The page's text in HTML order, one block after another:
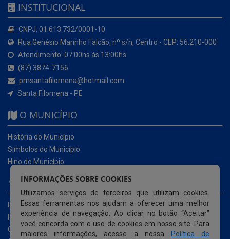
INSTITUCIONAL
CNPJ: 01.613.732/0001-10
Rua Genésio Marinho Falcão, nº s/n, Centro - CEP: 56.210-000
Atendimento: 07:00hs às 13:00hs
(87) 3874-7156
pmsantafilomena@hotmail.com
Santa Filomena - PE
O MUNICÍPIO
História do Município
Simbolos do Município
Hino do Município
NOSSOS SERVIÇOS
Portal da Transparência
Portal da Transparência da COVID-19
Cartas de Serviços ao Usuário
INFORMAÇÕES SOBRE COOKIES
Utilizamos serviços de terceiros que utilizam cookies.
Essas ferramentas nos ajudam a oferecer uma melhor
experiência de navegação. Ao clicar no botão “Aceitar”
você concorda com o uso de cookies em nosso site. Para
maiores informações, acesse a nossa
Política de